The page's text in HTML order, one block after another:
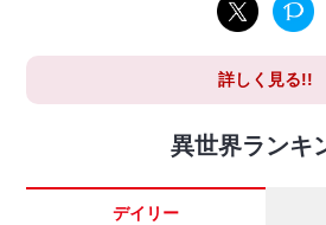
詳しく見る!!
異世界ランキ
デイリー